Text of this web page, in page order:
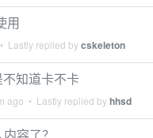
用
• Lastly replied bycskeleton
知道卡不卡
ago • Lastly replied byhhsd